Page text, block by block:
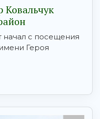
Ковальчук
начал с посещения
Героя